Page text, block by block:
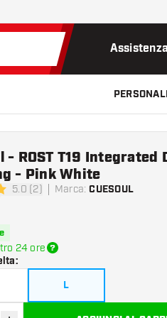
5.0 (2) Marca: CUESOUL
- ROST T19
- Pink White
24 ore
:
L